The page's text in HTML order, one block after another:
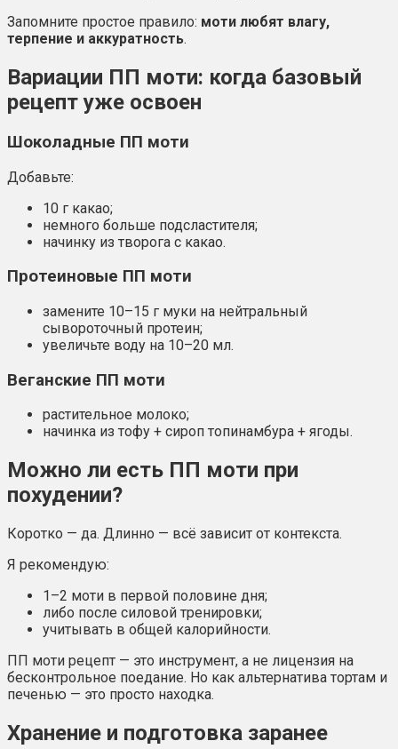
Запомните простое правило: моти любят влагу,
терпение и аккуратность.
Вариации ПП моти: когда базовый
рецепт уже освоен
Шоколадные ПП моти
Добавьте:
10 г какао;
немного больше подсластителя;
начинку из творога с какао.
Протеиновые ПП моти
замените 10–15 г муки на нейтральный
сывороточный протеин;
увеличьте воду на 10–20 мл.
Веганские ПП моти
растительное молоко;
начинка из тофу + сироп топинамбура + ягоды.
Можно ли есть ПП моти при
похудении?
Коротко — да. Длинно — всё зависит от контекста.
Я рекомендую:
1–2 моти в первой половине дня;
либо после силовой тренировки;
учитывать в общей калорийности.
ПП моти рецепт — это инструмент, а не лицензия на
бесконтрольное поедание. Но как альтернатива тортам и
печенью — это просто находка.
Хранение и подготовка заранее